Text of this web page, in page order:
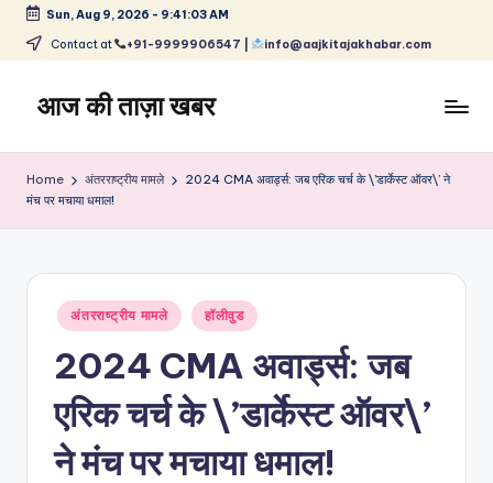
Skip
content
Sun, Aug 9, 2026 - 9:41:03 AM
Contact at +91-9999906547 | info@aajkitajakhabar.com
आज की ताज़ा खबर
खेल,
और
Home अंतरराष्ट्रीय मामले
2024 CMA अवार्ड्स: जब एरिक चर्च के \’डार्केस्ट ऑवर\’ ने
मंच पर मचाया धमाल!
Posted
in
अंतरराष्ट्रीय मामले हॉलीवुड
2024 CMA अवार्ड्स: जब
एरिक चर्च के \’डार्केस्ट ऑवर\’
ने मंच पर मचाया धमाल!